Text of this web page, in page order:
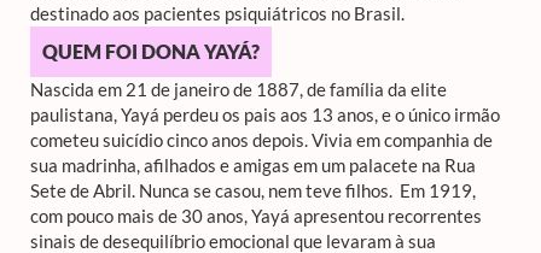
destinado aos pacientes psiquiátricos no Brasil.
QUEM FOI DONA YAYÁ?
Nascida em 21 de janeiro de 1887, de família da elite
paulistana, Yayá perdeu os pais aos 13 anos, e o único irmão
cometeu suicídio cinco anos depois. Vivia em companhia de
sua madrinha, afilhados e amigas em um palacete na Rua
Sete de Abril. Nunca se casou, nem teve filhos. Em 1919,
com pouco mais de 30 anos, Yayá apresentou recorrentes
sinais de desequilíbrio emocional que levaram à sua